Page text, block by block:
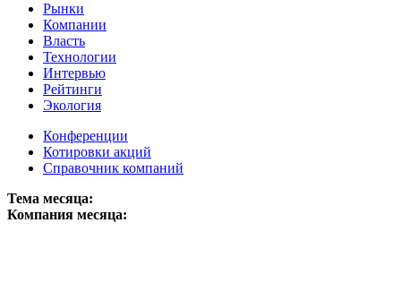
Рынки
Компании
Власть
Технологии
Интервью
Рейтинги
Экология
Конференции
Котировки акций
Справочник компаний
Тема месяца:
Компания месяца: